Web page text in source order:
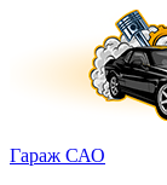
Гараж САО